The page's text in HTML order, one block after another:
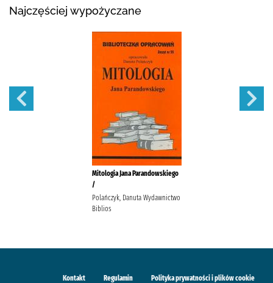
Najczęściej wypożyczane
Mitologia Jana Parandowskiego
/
Polańczyk, Danuta Wydawnictwo
Biblios
Kontakt Regulamin Polityka prywatności i plików cookie